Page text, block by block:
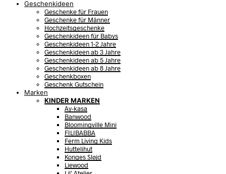
Geschenkideen
Geschenke für Frauen
Geschenke für Männer
Hochzeitsgeschenke
Geschenkideen für Babys
Geschenkideen 1-2 Jahre
Geschenkideen ab 3 Jahre
Geschenkideen ab 5 Jahre
Geschenkideen ab 8 Jahre
Geschenkboxen
Geschenk Gutschein
Marken
KINDER MARKEN
Ay-kasa
Banwood
Bloomingville Mini
FILIBABBA
Ferm Living Kids
Huttelihut
Konges Sløjd
Liewood